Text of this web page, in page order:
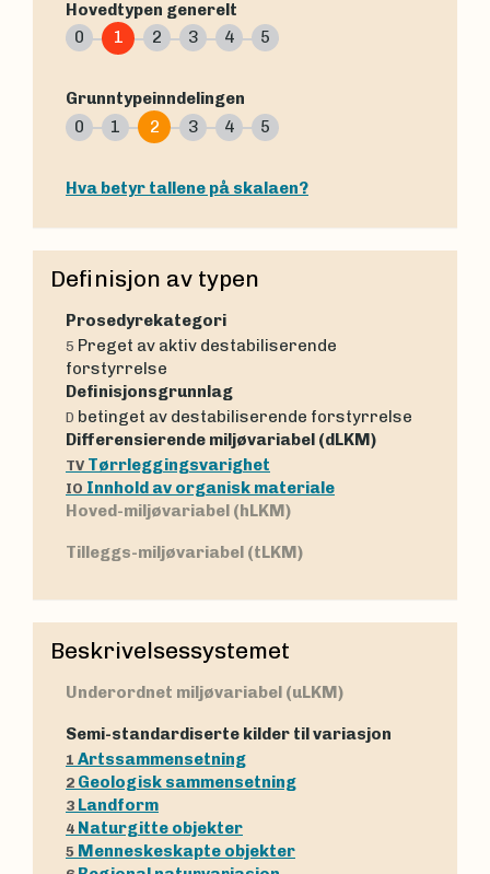
Hovedtypen generelt
0
1 2 3 4 5
Grunntypeinndelingen
0
1 2 3 4 5
Hva betyr tallene på skalaen?
Definisjon av typen
Prosedyrekategori
5 Preget av aktiv destabiliserende
forstyrrelse
Definisjonsgrunnlag
D betinget av destabiliserende forstyrrelse
Differensierende miljøvariabel (dLKM)
TV Tørrleggingsvarighet
IO Innhold av organisk materiale
Hoved-miljøvariabel (hLKM)
Tilleggs-miljøvariabel (tLKM)
Beskrivelsessystemet
Underordnet miljøvariabel (uLKM)
Semi-standardiserte kilder til variasjon
1 Artssammensetning
2 Geologisk sammensetning
3 Landform
4 Naturgitte objekter
5 Menneskeskapte objekter